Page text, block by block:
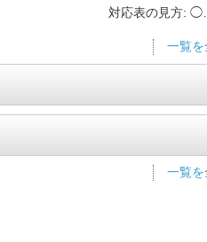
対応表の見方:
一覧を
一覧を